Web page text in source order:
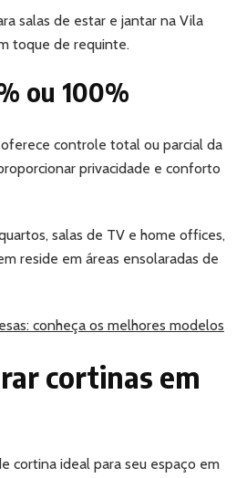
salas de estar e jantar na Vila
toque de requinte.
ou 100%
controle total ou parcial da
privacidade e conforto
salas de TV e home offices,
reside em áreas ensolaradas de
conheça os melhores modelos
cortinas em
cortina ideal para seu espaço em